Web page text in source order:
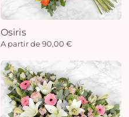
Osiris
A partir de 90,00 €